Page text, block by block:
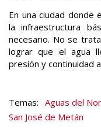
En una ciudad donde
la infraestructura
necesario. No se
lograr que el agua
presión y continuidad
Aguas del
San José de Metán